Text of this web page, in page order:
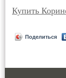
Купить
Поделиться